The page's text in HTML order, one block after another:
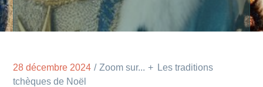
28 décembre 2024 Zoom sur...
Les traditions
tchèques de Noël